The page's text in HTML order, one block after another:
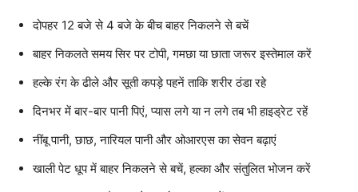
दोपहर 12 बजे से 4 बजे के बीच बाहर निकलने से बचें
बाहर निकलते समय सिर पर टोपी, गमछा या छाता जरूर इस्तेमाल करें
हल्के रंग के ढीले और सूती कपड़े पहनें ताकि शरीर ठंडा रहे
दिनभर में बार-बार पानी पिएं, प्यास लगे या न लगे तब भी हाइड्रेट रहें
नींबू पानी, छाछ, नारियल पानी और ओआरएस का सेवन बढ़ाएं
खाली पेट धूप में बाहर निकलने से बचें, हल्का और संतुलित भोजन करें